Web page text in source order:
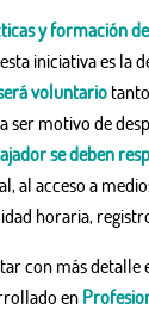
y formación
iniciativa es la
voluntariotanto
ser motivo de
se deben
al acceso a
horaria,
con más detalle
en